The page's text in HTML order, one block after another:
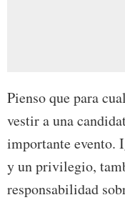
Pienso que para
vestir a una
importante evento.
y un privilegio,
responsabilidad